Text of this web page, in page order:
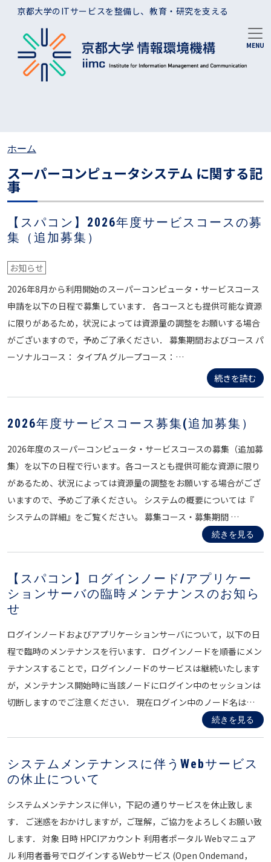
メインコンテンツに移動
京都大学のITサービスを整備し、教育・研究を支える
ホーム
スーパーコンピュータシステム に関する記
事
【スパコン】2026年度サービスコースの募
集（追加募集）
お知らせ
2026年8月から利用開始のスーパーコンピュータ・サービスコース
申請を以下の日程で募集しています． 各コースとも提供可能な資源
に限りがあるため，状況によっては資源量の調整をお願いする場合
がございますので，予めご了承ください． 募集期間およびコース パ
ーソナルコース： タイプA グループコース：…
続きを読む
2026年度サービスコース募集(追加募集）
2026年度のスーパーコンピュータ・サービスコースの募集（追加募
集）を以下の日程で行います。各コースとも提供可能な資源に限り
があるため、状況によっては資源量の調整をお願いする場合がござ
いますので、予めご了承ください。 システムの概要については『
システムの詳細』をご覧ください。 募集コース・募集期間 …
続きを見る
【スパコン】ログインノード/アプリケー
ションサーバの臨時メンテナンスのお知ら
せ
ログインノードおよびアプリケーションサーバについて，以下の日
程で臨時のメンテナンスを行います． ログインノードを順番にメン
テナンスすることで，ログインノードのサービスは継続いたします
が，メンテナンス開始時に当該ノードにログイン中のセッションは
切断しますのでご注意ください． 現在ログイン中のノード名は…
続きを見る
システムメンテナンスに伴うWebサービス
の休止について
システムメンテナンスに伴い，下記の通りサービスを休止致しま
す． ご迷惑をおかけしますが，ご理解，ご協力をよろしくお願い致
します． 対象 日時 HPCIアカウント 利用者ポータル Webマニュア
ル 利用者番号でログインするWebサービス (Open Ondemand，